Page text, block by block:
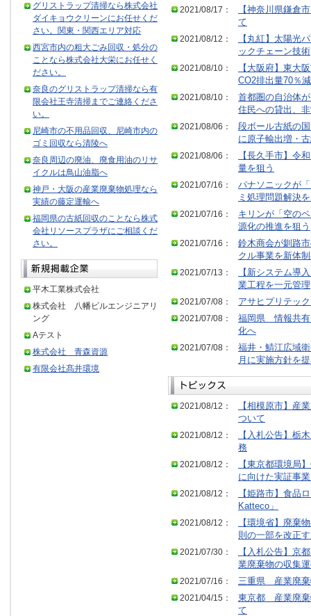
グリストラップ清掃なら株式会社
ダイキョウクリーンにお任せくだ
さい。関東・関西エリア対応
西宮市内の粗大ごみ回収・処分の
ことなら株式会社大栄にお任せく
ださい。
奈良のグリストラップ清掃なら有
限会社王寺清掃までご連絡くださ
い。
尼崎市の不用品回収、尼崎市内の
ゴミ回収なら清陵へ
奈良周辺の廃油、廃食用油のリサ
イクルは鳥山油脂へ
神戸・大阪の産業廃棄物処理なら
実績の藤定運輸へ
福岡県の古紙回収のことなら株式
会社リソースプラザにご相談くだ
さい。
平木工業株式会社
株式会社 八幡ビルエンジニアリ
ング
Aテスト
株式会社 青森資源
有限会社髙井環境
2021/08/17：
【神奈川県鎌倉
て
2021/08/12：
【丸紅】太陽光
ックチェーン技術
2021/08/10：
【大阪府】東大
CO2排出量70％減
2021/08/10：
首都圏の自治体
住民への貸出、
2021/08/06：
段ボール古紙の
に原子輸出増・
2021/08/06：
【長久手市】令
量を狙う
2021/07/16：
パナソニックが
ミ処理問題解決
2021/07/16：
キリンが「空の
源化の推進を狙う
2021/07/16：
鈴木商会が釧路
クル事業を新体
2021/07/13：
【新システム導
業工程を一元管理
2021/07/08：
アサヒプリテッ
2021/07/08：
福岡県 情報共有
化へ
2021/07/08：
福井・鯖江広域
月に実施方針を
2021/08/12：
【相模原市】産
ついて
2021/08/12：
【入札公告】栃
務
2021/08/12：
【東京都環境局
に向けた実証事
2021/08/12：
【姫路市】食品
Katteco」
2021/08/12：
【環境省】廃棄
則の一部を改正
2021/07/30：
【入札公告】京
業廃棄物の収集
2021/07/16：
三重県 産業廃棄
2021/04/15：
東京都 産業廃棄
て